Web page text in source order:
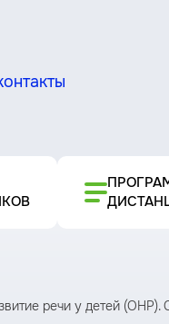
речи у детей (ОНР).